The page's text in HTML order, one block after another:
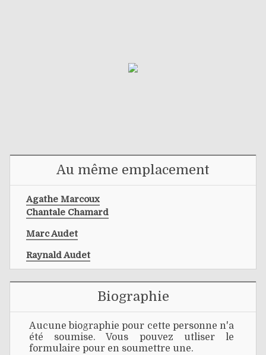
Au même emplacement
Agathe Marcoux
Chantale Chamard
Marc Audet
Raynald Audet
Biographie
Aucune biographie pour cette personne n'a
été soumise. Vous pouvez utliser le
formulaire pour en soumettre une.